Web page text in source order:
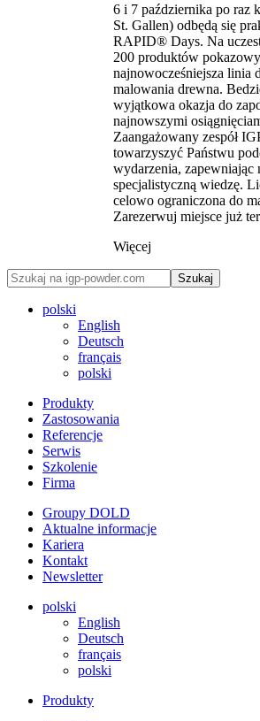
6 i 7 października po raz
St. Gallen) odbędą się
RAPID® Days. Na
200 produktów
najnowocześniejsza linia
malowania drewna.
wyjątkowa okazja do
najnowszymi
Zaangażowany zespół
towarzyszyć Państwu
wydarzenia, zapewniając
specjalistyczną wiedzę.
celowo ograniczona do
Zarezerwuj miejsce już
Więcej
Szukaj
polski
English
Deutsch
français
polski
Produkty
Zastosowania
Referencje
Serwis
Szkolenie
Firma
Groupy DOLD
Aktualne informacje
Kariera
Kontakt
Newsletter
polski
English
Deutsch
français
polski
Produkty